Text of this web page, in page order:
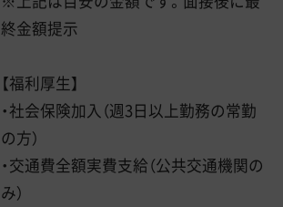
終金額提示
【福利厚生】
・社会保険加入（週3日以上勤務の常勤
の方）
・交通費全額実費支給（公共交通機関の
み）